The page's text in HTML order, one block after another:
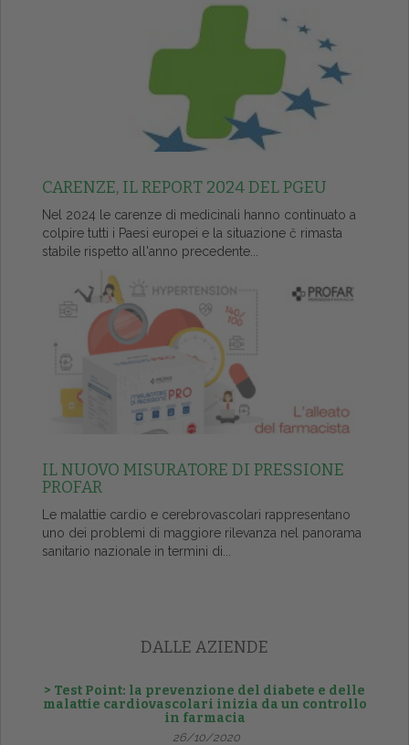
CARENZE, IL REPORT 2024 DEL PGEU
Nel 2024 le carenze di medicinali hanno continuato a
colpire tutti i Paesi europei e la situazione č rimasta
stabile rispetto all'anno precedente...
IL NUOVO MISURATORE DI PRESSIONE
PROFAR
Le malattie cardio e cerebrovascolari rappresentano
uno dei problemi di maggiore rilevanza nel panorama
sanitario nazionale in termini di...
DALLE AZIENDE
> Test Point: la prevenzione del diabete e delle
malattie cardiovascolari inizia da un controllo
in farmacia
26/10/2020